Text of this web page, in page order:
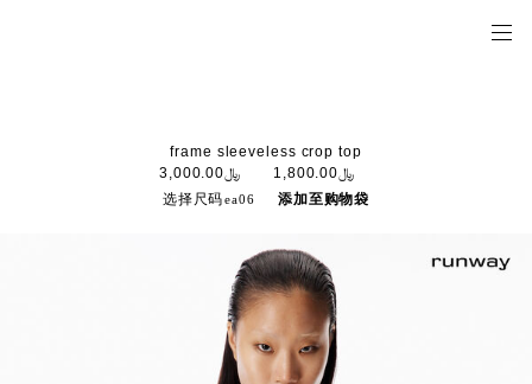
frame sleeveless crop top
﷼3,000.00
﷼1,800.00
选择尺码
添加至购物袋